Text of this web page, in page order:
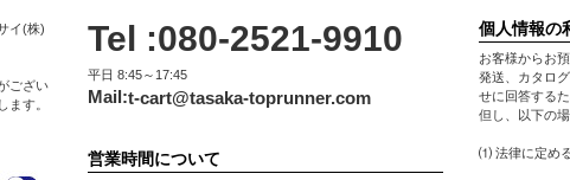
イ(株)
ござい
ます。
Tel :080-2521-9910
平日 8:45～17:45
Mail:t-cart@tasaka-toprunner.com
営業時間について
個人情報の
お客様からお
発送、カタロ
せに回答する
但し、以下の
⑴ 法律に定め